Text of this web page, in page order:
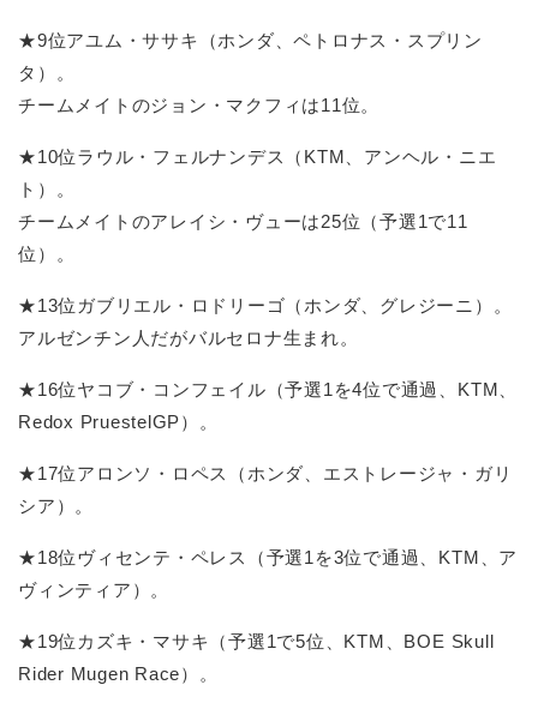
★9位アユム・ササキ（ホンダ、ペトロナス・スプリン
タ）。
チームメイトのジョン・マクフィは11位。
★10位ラウル・フェルナンデス（KTM、アンヘル・ニエ
ト）。
チームメイトのアレイシ・ヴューは25位（予選1で11
位）。
★13位ガブリエル・ロドリーゴ（ホンダ、グレジーニ）。
アルゼンチン人だがバルセロナ生まれ。
★16位ヤコブ・コンフェイル（予選1を4位で通過、KTM、
Redox PruestelGP）。
★17位アロンソ・ロペス（ホンダ、エストレージャ・ガリ
シア）。
★18位ヴィセンテ・ペレス（予選1を3位で通過、KTM、ア
ヴィンティア）。
★19位カズキ・マサキ（予選1で5位、KTM、BOE Skull
Rider Mugen Race）。